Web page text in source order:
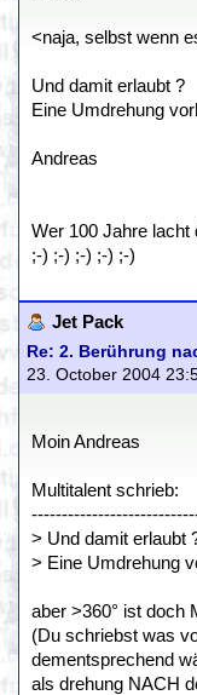
<naja, selbst wenn
Und damit erlaubt ?
Eine Umdrehung
Andreas
Wer 100 Jahre lacht
;-) ;-) ;-) ;-) ;-)
Jet Pack
Re: 2. Berührung
23. October 2004
Moin Andreas
Multitalent schrieb:
> Und damit erlaubt
> Eine Umdrehung
aber >360° ist doch
(Du schriebst was
dementsprechend
als drehung NACH